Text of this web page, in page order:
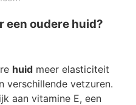
een oudere huid?
huid meer elasticiteit
verschillende vetzuren.
aan vitamine E, een